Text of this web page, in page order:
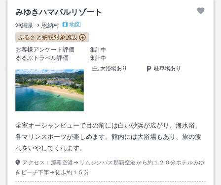
みゆきハマバルリゾート
沖縄県 恩納村
地図
ふるさと納税対象施設
お客様アンケート評価
集計中
るるぶトラベル評価
集計中
大浴場あり
駐車場あり
全室オーシャンビューで目の前には白い砂浜が広がり、海水浴、
各マリンスポーツが楽しめます。館内には大浴場もあり、旅の疲
れをいやしてくれます。
アクセス： 那覇空港→リムジンバス那覇空港から約１２０分ホテルみゆ
きビーチ下車→徒歩約１５分